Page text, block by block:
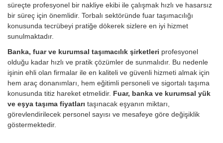
süreçte profesyonel bir nakliye ekibi ile çalışmak hızlı ve hasarsız
bir süreç için önemlidir. Torbalı sektöründe fuar taşımacılığı
konusunda tecrübeyi pratiğe dökerek sizlere en iyi hizmet
sunulmaktadır.
Banka, fuar ve kurumsal taşımacılık şirketleri profesyonel
olduğu kadar hızlı ve pratik çözümler de sunmalıdır. Bu nedenle
işinin ehli olan firmalar ile en kaliteli ve güvenli hizmeti almak için
hem araç donanımları, hem eğitimli personeli ve sigortalı taşıma
konusunda titiz hareket etmelidir. Fuar, banka ve kurumsal yük
ve eşya taşıma fiyatları taşınacak eşyanın miktarı,
görevlendirilecek personel sayısı ve mesafeye göre değişiklik
göstermektedir.